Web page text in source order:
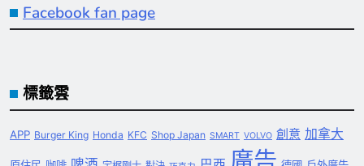
Facebook fan page
標籤雲
APP Burger King Honda KFC Shop Japan SMART VOLVO 創意 加拿大